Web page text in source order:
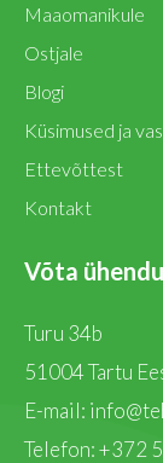
Maaomanikule
Ostjale
Blogi
Küsimused ja
Ettevõttest
Kontakt
Võta
Turu 34b
51004 Tartu
E-mail:
Telefon:+372